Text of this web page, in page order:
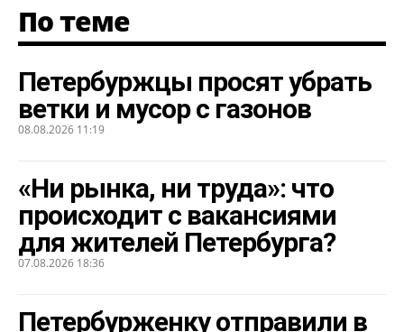
По теме
Петербуржцы просят убрать
ветки и мусор с газонов
08.08.2026 11:19
«Ни рынка, ни труда»: что
происходит с вакансиями
для жителей Петербурга?
07.08.2026 18:36
Петербурженку отправили в